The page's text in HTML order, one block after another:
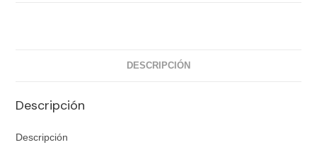
DESCRIPCIÓN
Descripción
Descripción